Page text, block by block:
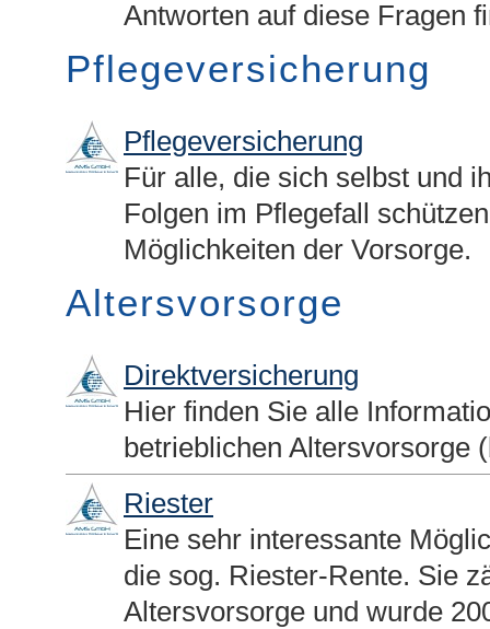
Antworten auf diese Fragen
Pflege­ver­si­che­rung
Pflege­ver­si­che­rung
Für alle, die sich selbst und
Folgen im Pflegefall
Möglichkeiten der Vorsorge.
Alters­vorsorge
Direktversicherung
Hier finden Sie alle
betrieblichen Alters­vorsorge
Riester
Eine sehr interessante
die sog. Riester-Rente. Sie
Alters­vorsorge und wurde